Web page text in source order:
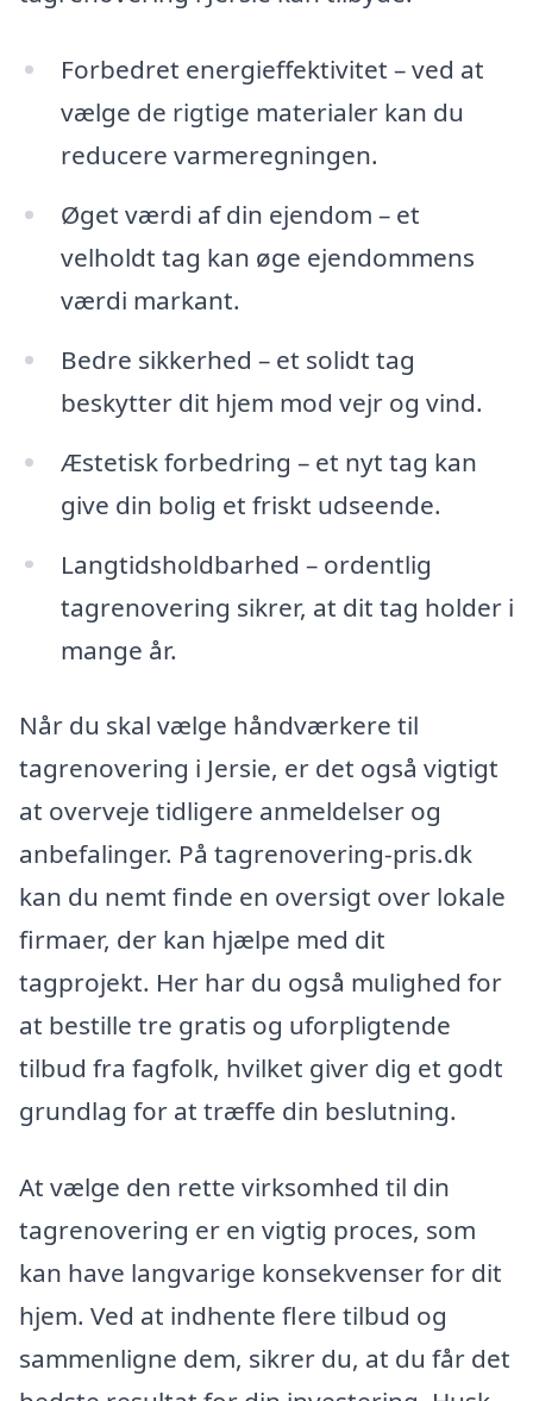
Forbedret energieffektivitet – ved at
vælge de rigtige materialer kan du
reducere varmeregningen.
Øget værdi af din ejendom – et
velholdt tag kan øge ejendommens
værdi markant.
Bedre sikkerhed – et solidt tag
beskytter dit hjem mod vejr og vind.
Æstetisk forbedring – et nyt tag kan
give din bolig et friskt udseende.
Langtidsholdbarhed – ordentlig
tagrenovering sikrer, at dit tag holder i
mange år.
Når du skal vælge håndværkere til
tagrenovering i Jersie, er det også vigtigt
at overveje tidligere anmeldelser og
anbefalinger. På tagrenovering-pris.dk
kan du nemt finde en oversigt over lokale
firmaer, der kan hjælpe med dit
tagprojekt. Her har du også mulighed for
at bestille tre gratis og uforpligtende
tilbud fra fagfolk, hvilket giver dig et godt
grundlag for at træffe din beslutning.
At vælge den rette virksomhed til din
tagrenovering er en vigtig proces, som
kan have langvarige konsekvenser for dit
hjem. Ved at indhente flere tilbud og
sammenligne dem, sikrer du, at du får det